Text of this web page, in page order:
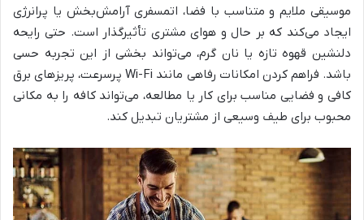
موسیقی ملایم و متناسب با فضا، اتمسفری آرامش‌بخش یا پرانرژی
ایجاد می‌کند که بر حال و هوای مشتری تأثیرگذار است. حتی رایحه
دلنشین قهوه تازه یا نان گرم، می‌تواند بخشی از این تجربه حسی
باشد. فراهم کردن امکانات رفاهی مانند Wi-Fi پرسرعت، پریزهای برق
کافی و فضایی مناسب برای کار یا مطالعه، می‌تواند کافه را به مکانی
محبوب برای طیف وسیعی از مشتریان تبدیل کند.